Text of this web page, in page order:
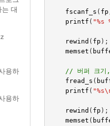
fscanf_s ( fp
printf ( "%s
rewind ( fp );
memset (
// 버퍼 크기,
fread_s (
printf ( "%s
rewind ( fp );
memset (
대
용하
용하